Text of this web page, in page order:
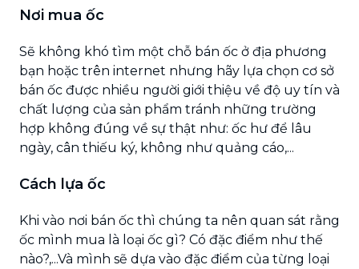
Nơi mua ốc
Sẽ không khó tìm một chỗ bán ốc ở địa phương
bạn hoặc trên internet nhưng hãy lựa chọn cơ sở
bán ốc được nhiều người giới thiệu về độ uy tín và
chất lượng của sản phẩm tránh những trường
hợp không đúng về sự thật như: ốc hư để lâu
ngày, cân thiếu ký, không như quảng cáo,...
Cách lựa ốc
Khi vào nơi bán ốc thì chúng ta nên quan sát rằng
ốc mình mua là loại ốc gì? Có đặc điểm như thế
nào?,...Và mình sẽ dựa vào đặc điểm của từng loại